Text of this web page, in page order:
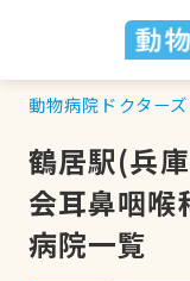
動物病院ドクター
鶴居駅(兵
会耳鼻咽喉
病院一覧